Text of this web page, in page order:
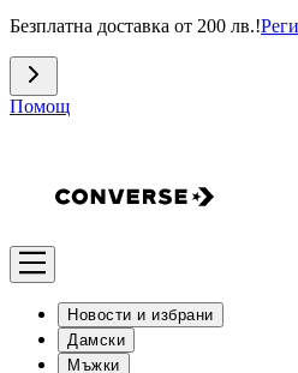
Безплатна доставка от 200 лв.!
Помощ
Новости и избрани
Дамски
Мъжки